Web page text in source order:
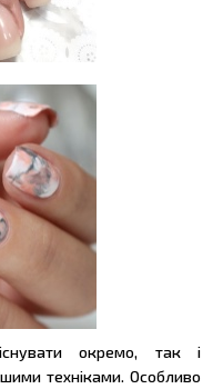
окремо, так і
техніками. Особливо